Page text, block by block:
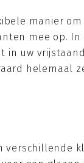
manier
mee op.
in uw
helemaal